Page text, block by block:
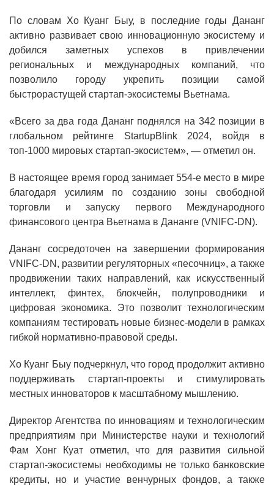
По словам Хо Куанг Быу, в последние годы Дананг
активно развивает свою инновационную экосистему и
добился заметных успехов в привлечении
региональных и международных компаний, что
позволило городу укрепить позиции самой
быстрорастущей стартап-экосистемы Вьетнама.
«Всего за два года Дананг поднялся на 342 позиции в
глобальном рейтинге StartupBlink 2024, войдя в
топ-1000 мировых стартап-экосистем», — отметил он.
В настоящее время город занимает 554-е место в мире
благодаря усилиям по созданию зоны свободной
торговли и запуску первого Международного
финансового центра Вьетнама в Дананге (VNIFC-DN).
Дананг сосредоточен на завершении формирования
VNIFC-DN, развитии регуляторных «песочниц», а также
продвижении таких направлений, как искусственный
интеллект, финтех, блокчейн, полупроводники и
цифровая экономика. Это позволит технологическим
компаниям тестировать новые бизнес-модели в рамках
гибкой нормативно-правовой среды.
Хо Куанг Быу подчеркнул, что город продолжит активно
поддерживать стартап-проекты и стимулировать
местных инноваторов к масштабному мышлению.
Директор Агентства по инновациям и технологическим
предприятиям при Министерстве науки и технологий
Фам Хонг Куат отметил, что для развития сильной
стартап-экосистемы необходимы не только банковские
кредиты, но и участие венчурных фондов, а также